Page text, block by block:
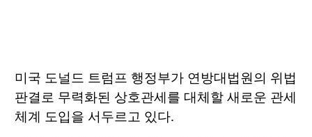
미국 도널드 트럼프 행정부가 연방대법원의 위법
판결로 무력화된 상호관세를 대체할 새로운 관세
체계 도입을 서두르고 있다.